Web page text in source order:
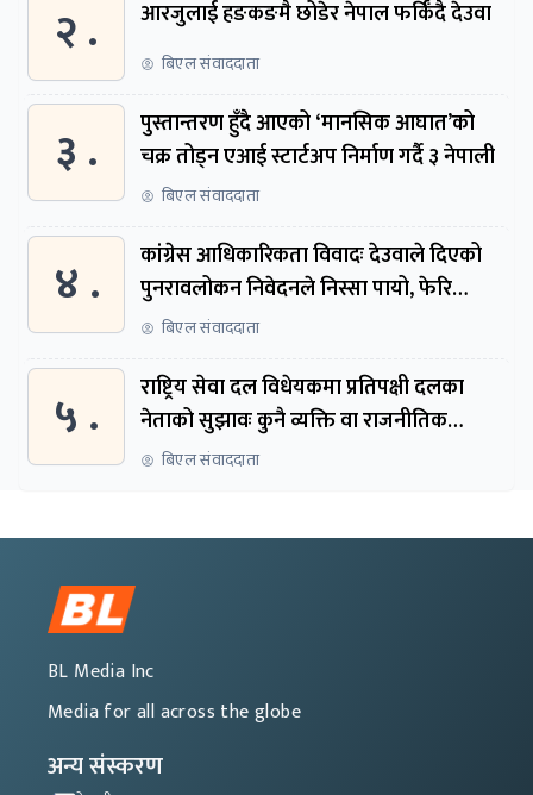
२ . आरजुलाई हङकङमै छोडेर नेपाल फर्किँदै देउवा
बिएल संवाददाता
३ .
पुस्तान्तरण हुँदै आएको ‘मानसिक आघात’को
चक्र तोड्न एआई स्टार्टअप निर्माण गर्दै ३ नेपाली
बिएल संवाददाता
४ .
कांग्रेस आधिकारिकता विवादः देउवाले दिएको
पुनरावलोकन निवेदनले निस्सा पायो, फेरि
सुरुदेखि सुनुवाइ हुने
बिएल संवाददाता
५ .
राष्ट्रिय सेवा दल विधेयकमा प्रतिपक्षी दलका
नेताको सुझावः कुनै व्यक्ति वा राजनीतिक
नेतृत्वबाट निर्देशित हुने संस्था नबनोस्
बिएल संवाददाता
BL Media Inc
Media for all across the globe
अन्य संस्करण